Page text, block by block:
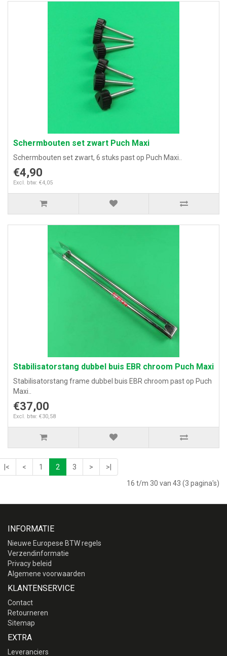
Schermbouten set zwart Puch Maxi
Schermbouten set zwart, 6 stuks past op Puch Maxi..
€4,90
Excl. btw: €4,05
Stabilisatorstang dubbel buis EBR chroom Puch Maxi
Stabilisatorstang frame dubbel buis EBR chroom past op Puch
Maxi..
€37,00
Excl. btw: €30,58
|< < 1 2 3 >
>|
16 t/m 30 van 43 (3 pagina's)
INFORMATIE
Nieuwe Europese BTW regels
Verzendinformatie
Privacy beleid
Algemene voorwaarden
KLANTENSERVICE
Contact
Retourneren
Sitemap
EXTRA
Leveranciers